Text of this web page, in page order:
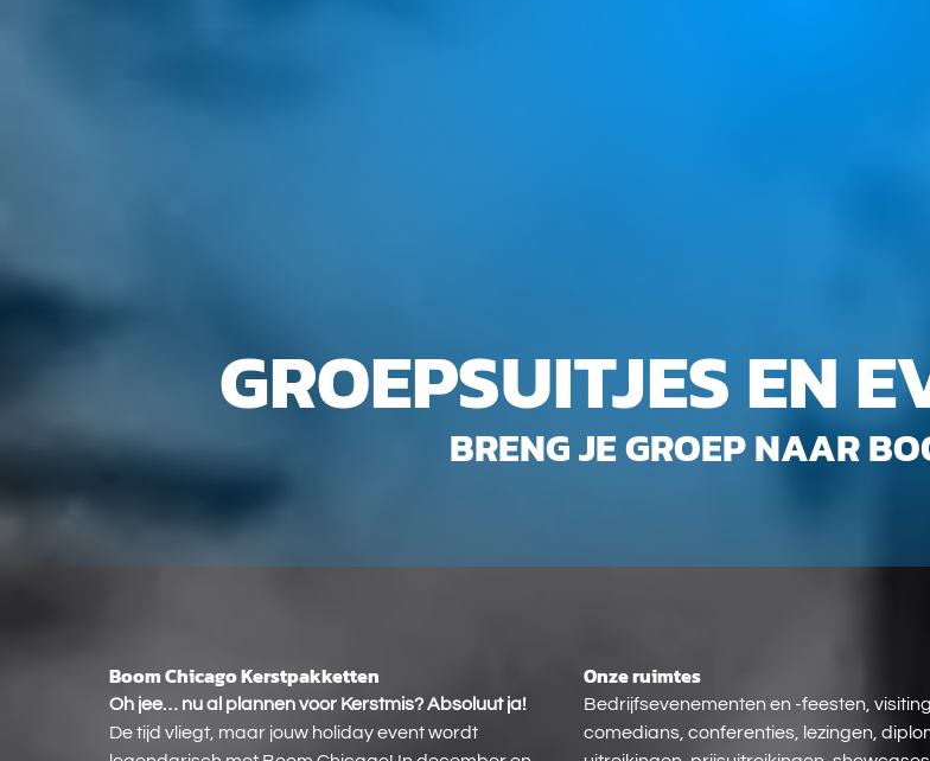
GROEPSUITJES EN
BRENG JE GROEP NAAR
Boom
Chicago
Kerstpakketten
Boom Chicago Kerstpakketten
Oh jee… nu al plannen voor Kerstmis? Absoluut ja!
De tijd vliegt, maar jouw holiday event wordt
Onze
ruimtes
Onze ruimtes
Bedrijfsevenementen en -feesten, visiting
comedians, conferenties, lezingen,